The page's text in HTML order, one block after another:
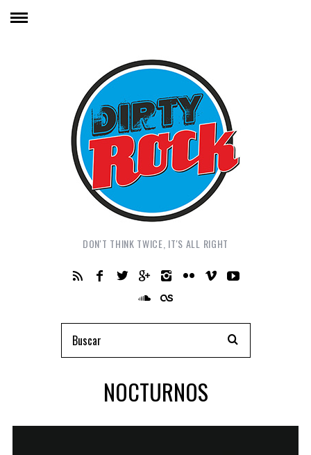
DON'T THINK TWICE, IT'S ALL RIGHT
NOCTURNOS